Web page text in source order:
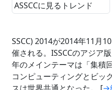
SSCC) 2014が2014年11月
催される。ISSCCのアジア
年のメインテーマは「集積
コンピューティングとビッ